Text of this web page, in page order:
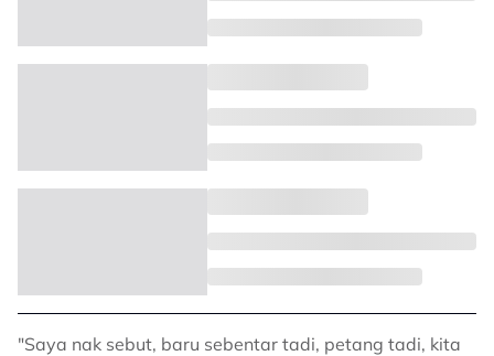
"Saya nak sebut, baru sebentar tadi, petang tadi, kita